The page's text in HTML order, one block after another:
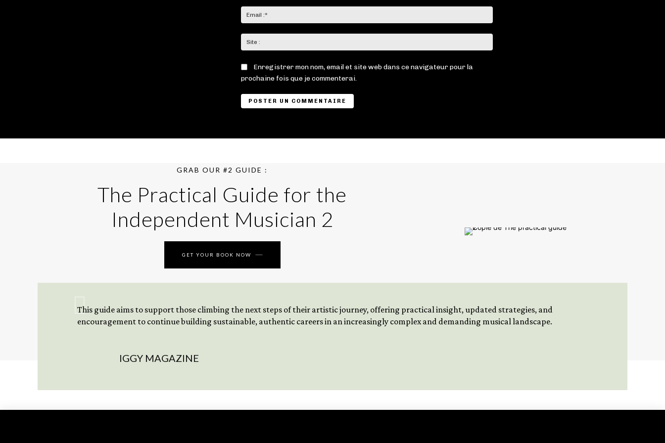
:*
:
Enregistrer mon nom, email et site web dans ce navigateur pour la
prochaine fois que je commenterai.
GRAB OUR #2 GUIDE :
The Practical Guide for the
Independent Musician 2
GET YOUR BOOK NOW
This guide aims to support those climbing the next steps of their artistic journey, offering practical insight, updated strategies, and
encouragement to continue building sustainable, authentic careers in an increasingly complex and demanding musical landscape.
IGGY MAGAZINE